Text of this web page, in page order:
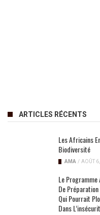
ARTICLES RÉCENTS
Les Africains
Biodiversité
AMA / AOÛT
Le
De Préparation
Qui Pourrait
Dans